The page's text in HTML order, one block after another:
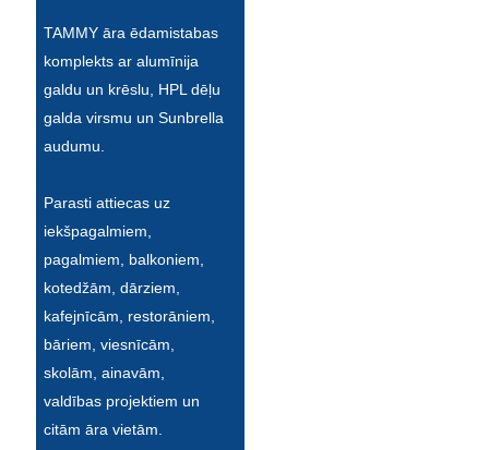
TAMMY āra ēdamistabas
komplekts ar alumīnija
galdu un krēslu, HPL dēļu
galda virsmu un Sunbrella
audumu.
Parasti attiecas uz
iekšpagalmiem,
pagalmiem, balkoniem,
kotedžām, dārziem,
kafejnīcām, restorāniem,
bāriem, viesnīcām,
skolām, ainavām,
valdības projektiem un
citām āra vietām.